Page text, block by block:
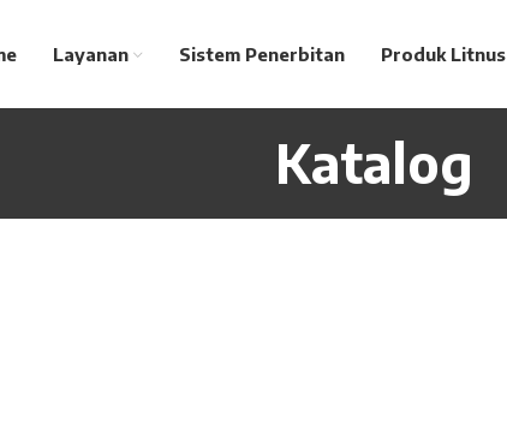
Layanan Sistem Penerbitan Produk Litnus
Katalog